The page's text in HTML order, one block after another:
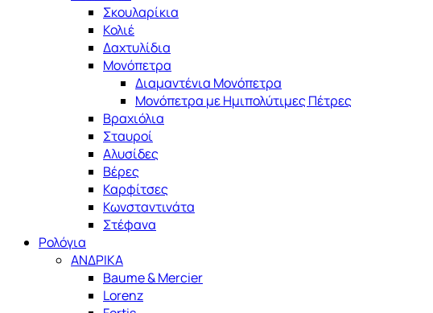
Σκουλαρίκια
Κολιέ
Δαχτυλίδια
Μονόπετρα
Διαμαντένια Μονόπετρα
Μονόπετρα με Ημιπολύτιμες Πέτρες
Βραχιόλια
Σταυροί
Αλυσίδες
Βέρες
Καρφίτσες
Κωνσταντινάτα
Στέφανα
Ρολόγια
ΑΝΔΡΙΚΑ
Baume & Mercier
Lorenz